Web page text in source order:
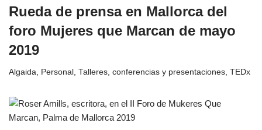
Rueda de prensa en Mallorca del
foro Mujeres que Marcan de mayo
2019
Algaida, Personal , Talleres, conferencias y presentaciones, TEDx